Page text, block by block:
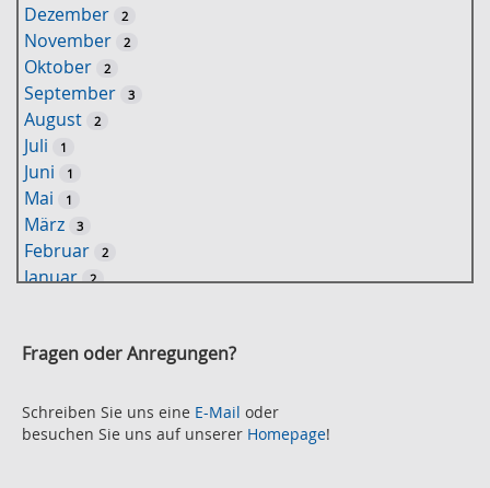
w
o
r
u
c
Dezember 2
November 2
Oktober 2
September 3
August 2
Juli 1
Juni 1
Mai 1
März 3
Februar 2
Januar 2
Oktober 2
August 2
Juli 2
Fragen oder Anregungen?
Schreiben Sie uns eine E-Mail oder
besuchen Sie uns auf unserer Homepage!